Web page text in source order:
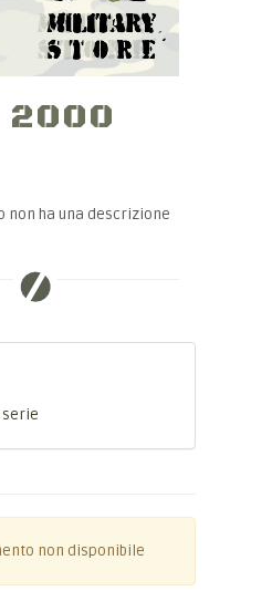
2000
non ha una descrizione
serie
non disponibile